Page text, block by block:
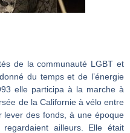
de la communauté LGBT et
du temps et de l’énergie
elle participa à la marche à
de la Californie à vélo entre
lever des fonds, à une époque
ailleurs. Elle était